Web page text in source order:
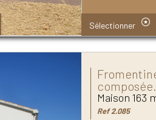
Sélectionner
Maison 163
Ref 2.085